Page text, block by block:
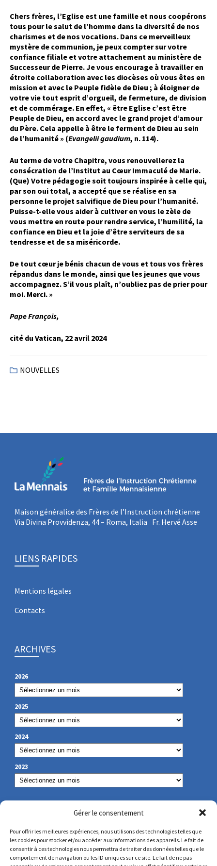
Gérer le consentement
Pour offrir les meilleures expériences, nous utilisons des technologies telles que
les cookies pour stocker et/ou accéder aux informations des appareils. Le fait de
consentir à ces technologies nous permettra de traiter des données telles que le
comportement de navigation ou les ID uniques sur ce site. Le fait de ne pas
Chers frères, l’Eglise est une famille et nous coopérons
tous pour le salut de l’homme dans la diversité de nos
charismes et de nos vocations. Dans ce merveilleux
mystère de communion, je peux compter sur votre
confiance filiale et votre attachement au ministère de
Successeur de Pierre. Je vous encourage à travailler en
étroite collaboration avec les diocèses où vous êtes en
mission et avec le Peuple fidèle de Dieu ; à éloigner de
votre vie tout esprit d’orgueil, de fermeture, de division
et de commérage. En effet, « être Eglise c’est être
Peuple de Dieu, en accord avec le grand projet d’amour
du Père. Cela appelle à être le ferment de Dieu au sein
de l’humanité » (Evangelii gaudium, n. 114).
Au terme de votre Chapitre, vous renouvellerez la
consécration de l’Institut au Cœur Immaculé de Marie.
(Que) Votre pédagogie soit toujours inspirée à celle qui,
par son oui total, a accepté que se réalise en sa
personne le projet salvifique de Dieu pour l’humanité.
Puisse-t-elle vous aider à cultiver en vous le zèle de
vous mettre en route pour rendre service, l’humilité, la
confiance en Dieu et la joie d’être serviteurs de sa
tendresse et de sa miséricorde.
De tout cœur je bénis chacun de vous et tous vos frères
répandus dans le monde, ainsi que les jeunes que vous
accompagnez. S’il vous plaît, n’oubliez pas de prier pour
moi. Merci. »
Pape François,
cité du Vatican, 22 avril 2024
NOUVELLES
Maison généralice des Frères de l’Instruction chrétienne
Via Divina Provvidenza, 44 – Roma, Italia Fr. Hervé Asse
LIENS RAPIDES
Mentions légales
Contacts
ARCHIVES
2026
2025
2024
2023
NOS COORDONNÉES
secretariat@lamennais.org